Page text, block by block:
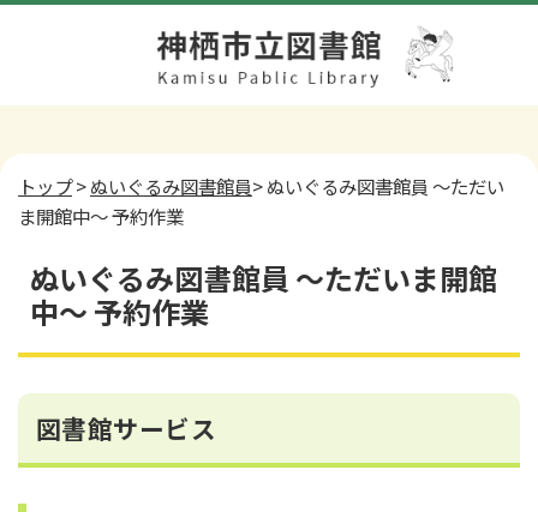
トップ>ぬいぐるみ図書館員> ぬいぐるみ図書館員 ～ただい
ま開館中～ 予約作業
ぬいぐるみ図書館員 ～ただいま開館
中～ 予約作業
図書館サービス